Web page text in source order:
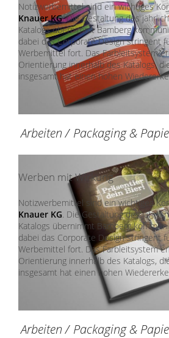
Notizwerbemittel sind ein wichtiges
Knauer KG. Die Gestaltung des
Katalogs übernimmt Bamberg
dabei das Corporate Design stringent
Werbemittel fort. Das Farbleitsystem
Orientierung innerhalb des Katalogs,
insgesamt hat einen hohen
Werben mit Wirkung
Notizwerbemittel sind ein wichtiges
Knauer KG. Die Gestaltung des
Katalogs übernimmt Bamberg
dabei das Corporate Design stringent
Werbemittel fort. Das Farbleitsystem
Orientierung innerhalb des Katalogs,
insgesamt hat einen hohen
Arbeiten/ Packaging &
Arbeiten/ Packaging &